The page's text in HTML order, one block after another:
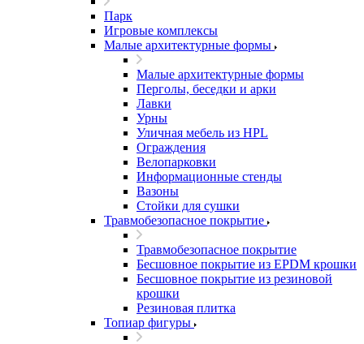
Парк
Игровые комплексы
Малые архитектурные формы
Малые архитектурные формы
Перголы, беседки и арки
Лавки
Урны
Уличная мебель из HPL
Ограждения
Велопарковки
Информационные стенды
Вазоны
Стойки для сушки
Травмобезопасное покрытие
Травмобезопасное покрытие
Бесшовное покрытие из EPDM крошки
Бесшовное покрытие из резиновой
крошки
Резиновая плитка
Топиар фигуры